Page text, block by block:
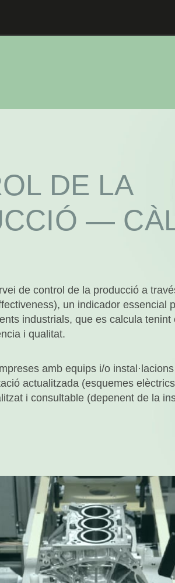
DE LA
—
de control de la producció a
un indicador essencial
industrials, que es calcula
i qualitat.
amb equips i/o
actualitzada (esquemes
i consultable (depenent de la
DADES